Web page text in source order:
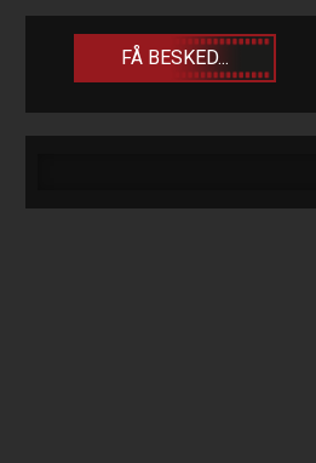
FÅ BESKED...